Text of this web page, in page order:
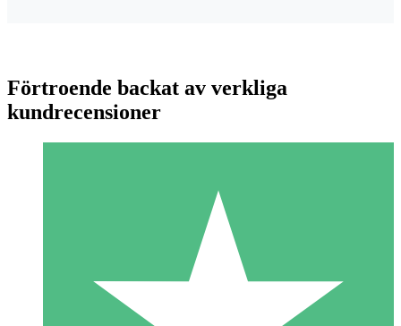
Individuella Kreditpaket
Betala per användning med nedladdningskrediter. Inget
Förtroende backat av verkliga
kundrecensioner